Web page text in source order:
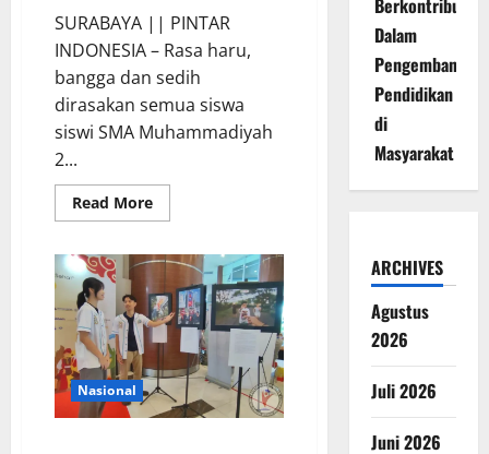
SURABAYA || PINTAR
INDONESIA – Rasa haru,
bangga dan sedih
dirasakan semua siswa
siswi SMA Muhammadiyah
2...
Read MoreRead
more
Siswa
Smamda
Surabaya
Berhasil
Lulus,
Ini
Kebanggaannya
Nasional
Berkontribusi
Dalam
Pengembangan
Pendidikan
di
Masyarakat
ARCHIVES
Agustus
2026
Juli 2026
Juni 2026